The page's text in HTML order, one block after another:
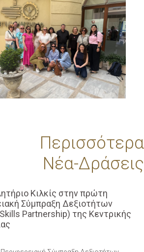
Περισσότερα
Νέα-Δράσεις
Κιλκίς στην πρώτη
Σύμπραξη Δεξιοτήτων
Partnership) της Κεντρικής